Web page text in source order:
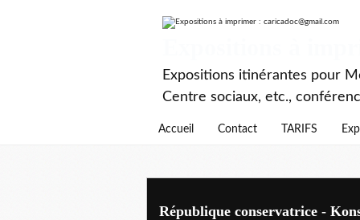
Expositions itinérantes pour
Centre sociaux, etc.,
Accueil Contact TARIFS
République conservatrice -